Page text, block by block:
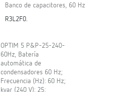
Banco de capacitores, 60 Hz
R3L2F0.
OPTIM 5 P&P-25-240-
60Hz, Batería
automática de
condensadores 60 Hz;
Frecuencia (Hz): 60 Hz;
kvar (240 V): 25;